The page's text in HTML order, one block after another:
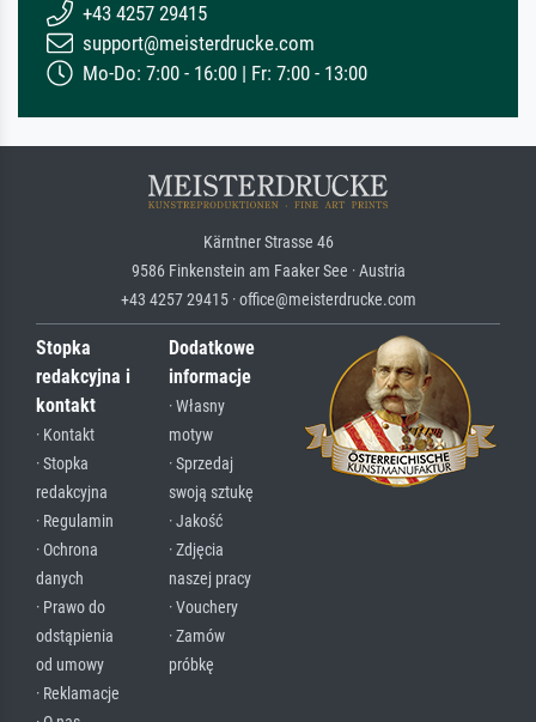
+43 4257 29415
support@meisterdrucke.com
Mo-Do: 7:00 - 16:00 | Fr: 7:00 - 13:00
Kärntner Strasse 46
9586 Finkenstein am Faaker See · Austria
+43 4257 29415 · office@meisterdrucke.com
Stopka
redakcyjna i
kontakt
· Kontakt
· Stopka
redakcyjna
· Regulamin
· Ochrona
danych
· Prawo do
odstąpienia
od umowy
· Reklamacje
Dodatkowe
informacje
· Własny
motyw
· Sprzedaj
swoją sztukę
· Jakość
· Zdjęcia
naszej pracy
· Vouchery
· Zamów
próbkę